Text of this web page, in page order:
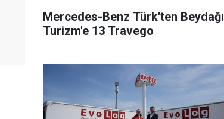
Mercedes-Benz Türk'ten Beydağı
Turizm'e 13 Travego